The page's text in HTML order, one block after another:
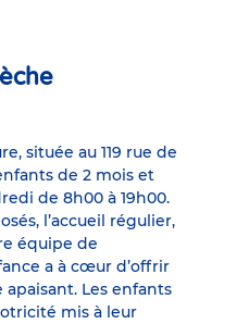
située au 119 rue de
de 2 mois et
de 8h00 à 19h00.
l’accueil régulier,
équipe de
a à cœur d’offrir
Les enfants
mis à leur